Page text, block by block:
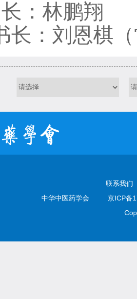
：林鹏翔
：刘恩棋
联系我们
中华中医药学会
京ICP备